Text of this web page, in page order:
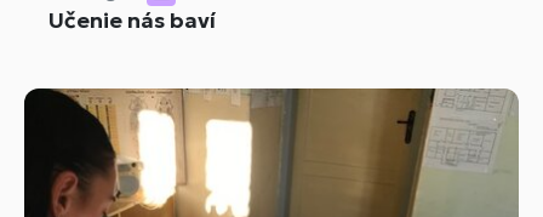
Učenie nás baví